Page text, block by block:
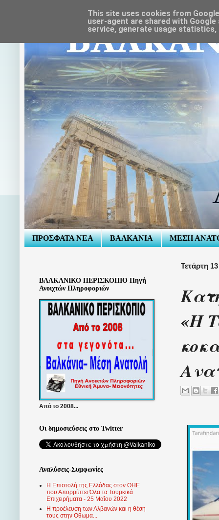
ΠΡΟΣΦΑΤΑ ΝΕΑ ΒΑΛΚΑΝΙΑ ΜΕΣΗ
Τετάρτη
«Η
ΒΑΛΚΑΝΙΚΟ ΠΕΡΙΣΚΟΠΙΟ Πηγή
Ανοιχτών Πληροφοριών
Από το 2008...
Οι δημοσιεύσεις στο Twitter
Αναλύσεις-Συμφωνίες
Η Επιστολή της Ελλάδας στον ΟΗΕ
που Απορρίπτει Όλα τα Τουρκικά
Επιχειρήματα - 25 Μαΐου 2022
Η προέλευση των Αλβανών και η θέση
τους στην Οθωμα...
This site uses cookies from
user-agent are shared with
service, generate usage statistics,